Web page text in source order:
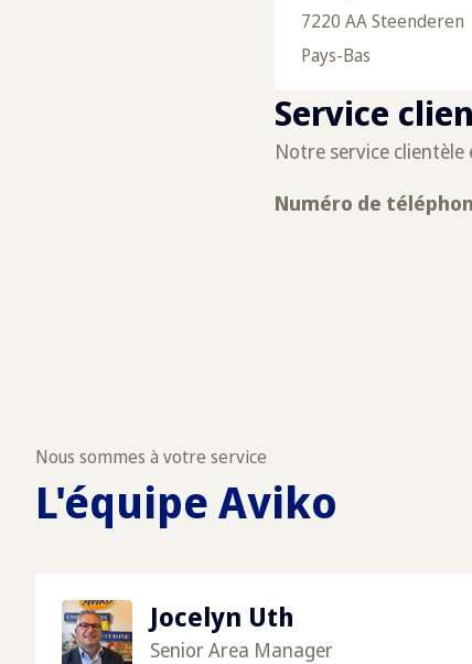
7220 AA Steenderen
Pays-Bas
Service
Notre service
Numéro de
Nous sommes à votre service
L'équipe Aviko
Jocelyn Uth
Senior Area Manager